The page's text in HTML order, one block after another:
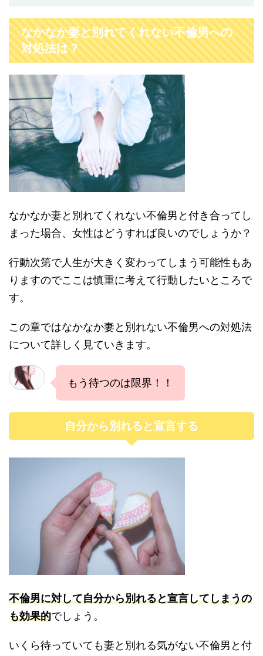
なかなか妻と別れてくれない不倫男への
対処法は？
なかなか妻と別れてくれない不倫男と付き合ってし
まった場合、女性はどうすれば良いのでしょうか？
行動次第で人生が大きく変わってしまう可能性もあ
りますのでここは慎重に考えて行動したいところで
す。
この章ではなかなか妻と別れない不倫男への対処法
について詳しく見ていきます。
もう待つのは限界！！
自分から別れると宣言する
不倫男に対して自分から別れると宣言してしまうの
も効果的でしょう。
いくら待っていても妻と別れる気がない不倫男と付